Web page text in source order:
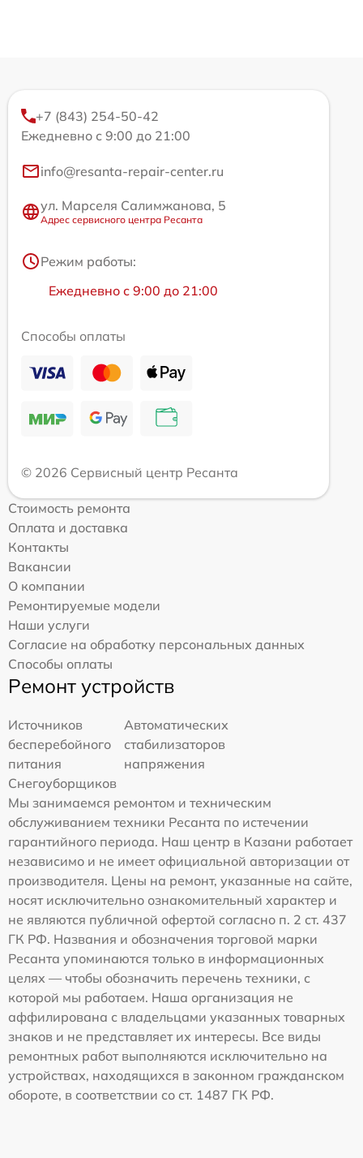
+7 (843) 254-50-42
Ежедневно с 9:00 до 21:00
info@resanta-repair-center.ru
ул. Марселя Салимжанова, 5
Адрес сервисного центра Ресанта
Режим работы:
Ежедневно с 9:00 до 21:00
Способы оплаты
© 2026 Сервисный центр Ресанта
Стоимость ремонта
Оплата и доставка
Контакты
Вакансии
О компании
Ремонтируемые модели
Наши услуги
Согласие на обработку персональных данных
Способы оплаты
Ремонт устройств
Источников
бесперебойного
питания
Автоматических
стабилизаторов
напряжения
Снегоуборщиков
Мы занимаемся ремонтом и техническим
обслуживанием техники Ресанта по истечении
гарантийного периода. Наш центр в Казани работает
независимо и не имеет официальной авторизации от
производителя. Цены на ремонт, указанные на сайте,
носят исключительно ознакомительный характер и
не являются публичной офертой согласно п. 2 ст. 437
ГК РФ. Названия и обозначения торговой марки
Ресанта упоминаются только в информационных
целях — чтобы обозначить перечень техники, с
которой мы работаем. Наша организация не
аффилирована с владельцами указанных товарных
знаков и не представляет их интересы. Все виды
ремонтных работ выполняются исключительно на
устройствах, находящихся в законном гражданском
обороте, в соответствии со ст. 1487 ГК РФ.